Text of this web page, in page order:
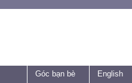
Góc bạn bè English